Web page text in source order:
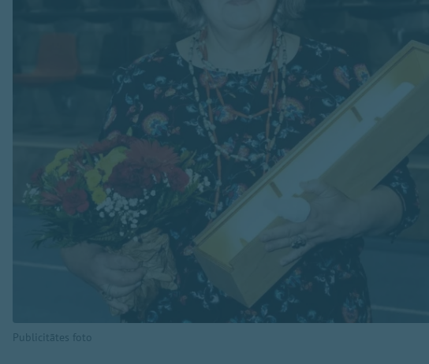
Publicitātes foto